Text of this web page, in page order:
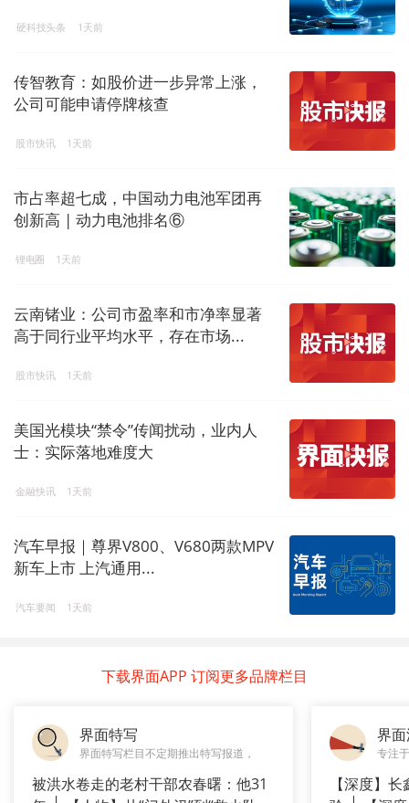
硬科技头条 1天前
传智教育：如股价进一步异常上涨，
公司可能申请停牌核查
股市快讯 1天前
市占率超七成，中国动力电池军团再
创新高 | 动力电池排名⑥
锂电圈 1天前
云南锗业：公司市盈率和市净率显著
高于同行业平均水平，存在市场...
股市快讯 1天前
美国光模块“禁令”传闻扰动，业内人
士：实际落地难度大
金融快讯 1天前
汽车早报｜尊界V800、V680两款MPV
新车上市 上汽通用...
汽车要闻 1天前
下载界面APP 订阅更多品牌栏目
界面特写
界面特写栏目不定期推出特写报道，
被洪水卷走的老村干部农春曙：他31
界
专注
【深度】